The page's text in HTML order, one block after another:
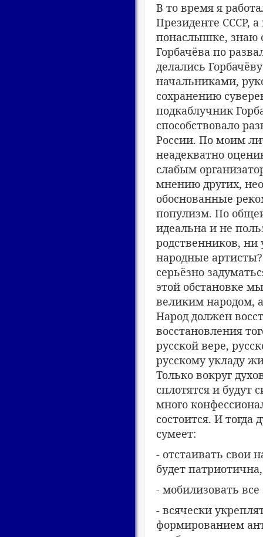
В то время я
Президенте СССР,
понаслышке, знаю
Горбачёва по
делались
начальниками,
сохранению
подкаблучник
способствовало
России. По моим
неадекватно
слабым
мнению других,
обоснованные
популизм. По
идеальна и не
родственников, ни
народные
серьёзно
этой обстановке
великим народом,
Народ должен
восстановления
русской вере,
русскому укладу
Только вокруг
сплотятся и
много
состоится. И
сумеет:
- отстаивать свои
будет
- мобилизовать
- всячески
формированием